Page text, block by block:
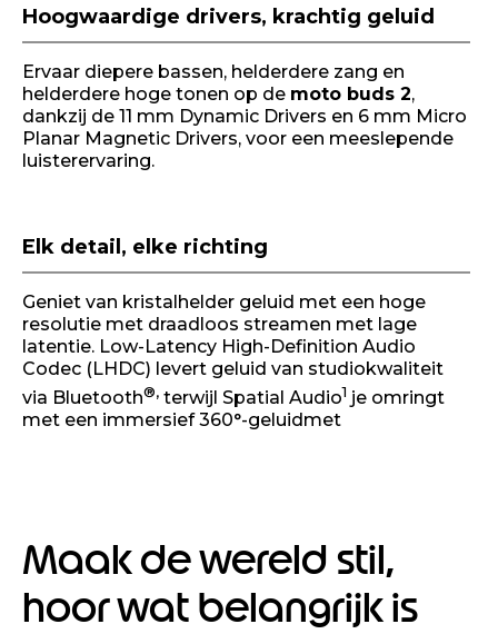
Hoogwaardige drivers, krachtig geluid
Ervaar diepere bassen, helderdere zang en
helderdere hoge tonen op de moto buds 2,
dankzij de 11 mm Dynamic Drivers en 6 mm Micro
Planar Magnetic Drivers, voor een meeslepende
luisterervaring.
Elk detail, elke richting
Geniet van kristalhelder geluid met een hoge
resolutie met draadloos streamen met lage
latentie. Low-Latency High-Definition Audio
Codec (LHDC) levert geluid van studiokwaliteit
via Bluetooth®, terwijl Spatial Audio1 je omringt
met een immersief 360°-geluidmet
Maak de wereld stil,
hoor wat belangrijk is